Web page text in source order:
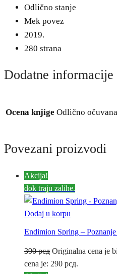
Odlično stanje
Mek povez
2019.
280 strana
Dodatne informacije
Ocena knjige Odlično očuvana
Povezani proizvodi
Akcija!
dok traju zalihe.
Dodaj u korpu
Endimion Spring –
390рсд Originalna cena je
cena je: 290 рсд.